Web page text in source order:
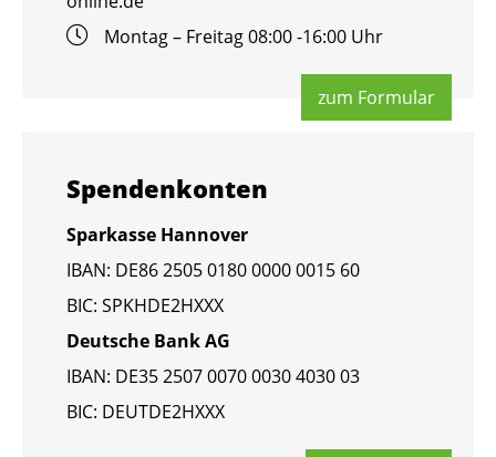
Mon­tag – Frei­tag 08:00 -16:00 Uhr
zum For­mu­lar
Spen­den­kon­ten
Spar­kas­se Han­no­ver
IBAN: DE86 2505 0180 0000 0015 60
BIC: SPKHDE2HXXX
Deut­sche Bank AG
IBAN: DE35 2507 0070 0030 4030 03
BIC: DEUT­DE2HXXX